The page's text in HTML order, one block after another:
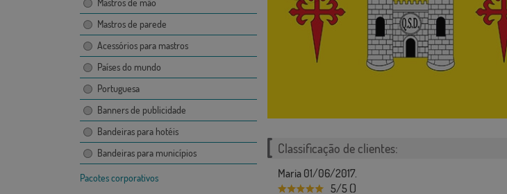
Mastros de mão
Mastros de parede
Acessórios para mastros
Países do mundo
Portuguesa
Banners de publicidade
Bandeiras para hotéis
Bandeiras para municípios
Pacotes corporativos
Classificação de clientes:
Maria 01/06/2017.
5/5 ()